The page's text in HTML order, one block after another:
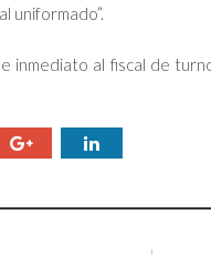
uniformado”.
inmediato al fiscal de